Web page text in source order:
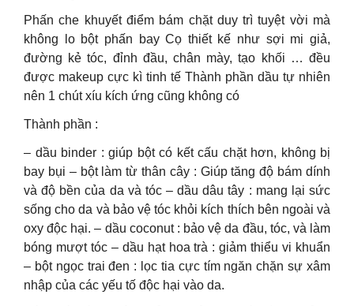
Phấn che khuyết điểm bám chặt duy trì tuyệt vời mà
không lo bột phấn bay Cọ thiết kế như sợi mi giả,
đường kẻ tóc, đỉnh đầu, chân mày, tạo khối … đều
được makeup cực kì tinh tế Thành phần dầu tự nhiên
nên 1 chút xíu kích ứng cũng không có
Thành phần :
– dầu binder : giúp bột có kết cấu chặt hơn, không bị
bay bụi – bột làm từ thân cây : Giúp tăng độ bám dính
và độ bền của da và tóc – dầu dâu tây : mang lại sức
sống cho da và bảo vệ tóc khỏi kích thích bên ngoài và
oxy độc hại. – dầu coconut : bảo vệ da đầu, tóc, và làm
bóng mượt tóc – dầu hạt hoa trà : giảm thiểu vi khuẩn
– bột ngọc trai đen : lọc tia cực tím ngăn chặn sự xâm
nhập của các yếu tố độc hại vào da.